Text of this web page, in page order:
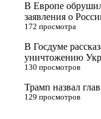
n
i
k
i
В Европе
заявления о
172 просмотра
В Госдуме
уничтожению
130 просмотров
Трамп назвал
129 просмотров